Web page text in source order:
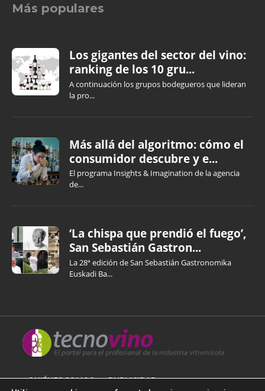
Más populares
Los gigantes del sector del vino:
ranking de los 10 gru...
A continuación los grupos bodegueros que lideran
la pro...
Más allá del algoritmo: cómo el
consumidor descubre y e...
El programa Insights & Imagination de la agencia
de...
‘La chispa que prendió el fuego’,
San Sebastián Gastron...
La 28ª edición de San Sebastián Gastronomika
Euskadi Ba...
QUIÉNES SOMOS PUBLICIDAD